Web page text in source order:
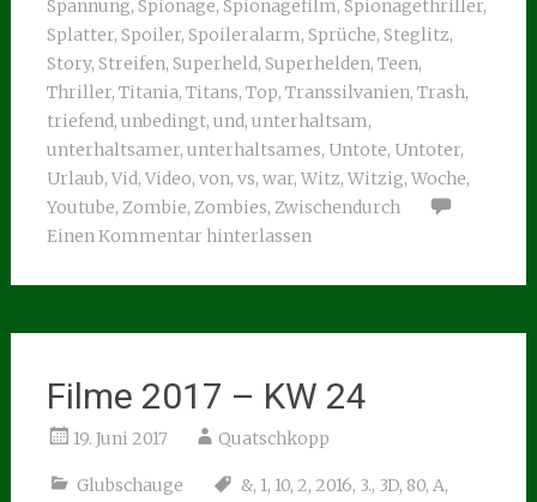
Spannung, Spionage, Spionagefilm, Spionagethriller,
Splatter, Spoiler, Spoileralarm, Sprüche, Steglitz,
Story, Streifen, Superheld, Superhelden, Teen,
Thriller, Titania, Titans, Top, Transsilvanien, Trash,
triefend, unbedingt, und, unterhaltsam,
unterhaltsamer, unterhaltsames, Untote, Untoter,
Urlaub, Vid, Video, von, vs, war, Witz, Witzig, Woche,
Youtube, Zombie, Zombies, Zwischendurch
Einen Kommentar hinterlassen
Filme 2017 – KW 24
19. Juni 2017 Quatschkopp
Glubschauge &, 1, 10, 2, 2016, 3., 3D, 80, A,